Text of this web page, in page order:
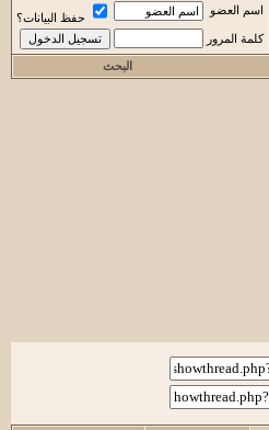
اسم العضو
حفظ البيانات؟
كلمة المرور
البحث